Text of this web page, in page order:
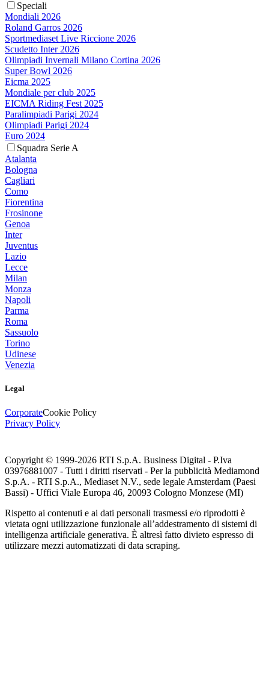
Speciali
Mondiali 2026
Roland Garros 2026
Sportmediaset Live Riccione 2026
Scudetto Inter 2026
Olimpiadi Invernali Milano Cortina 2026
Super Bowl 2026
Eicma 2025
Mondiale per club 2025
EICMA Riding Fest 2025
Paralimpiadi Parigi 2024
Olimpiadi Parigi 2024
Euro 2024
Squadra Serie A
Atalanta
Bologna
Cagliari
Como
Fiorentina
Frosinone
Genoa
Inter
Juventus
Lazio
Lecce
Milan
Monza
Napoli
Parma
Roma
Sassuolo
Torino
Udinese
Venezia
Legal
CorporateCookie Policy
Privacy Policy
Copyright © 1999-2026 RTI S.p.A. Business Digital - P.Iva
03976881007 - Tutti i diritti riservati - Per la pubblicità Mediamond
S.p.A. - RTI S.p.A., Mediaset N.V., sede legale Amsterdam (Paesi
Bassi) - Uffici Viale Europa 46, 20093 Cologno Monzese (MI)
Rispetto ai contenuti e ai dati personali trasmessi e/o riprodotti è
vietata ogni utilizzazione funzionale all’addestramento di sistemi di
intelligenza artificiale generativa. È altresì fatto divieto espresso di
utilizzare mezzi automatizzati di data scraping.